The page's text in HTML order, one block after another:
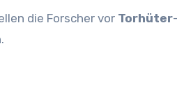
die Forscher vor Torhüter